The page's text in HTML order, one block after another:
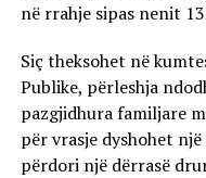
në rrahje sipas nenit
Siç theksohet në
Publike, përleshja
pazgjidhura familjare
për vrasje dyshohet
përdori një dërrasë